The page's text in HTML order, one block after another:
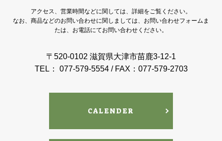
アクセス、営業時間などに関しては、詳細をご覧ください。
なお、商品などのお問い合わせに関しましては、お問い合わせフォームま
たは、お電話にてお問い合わせください。
〒520-0102 滋賀県大津市苗鹿3-12-1
TEL： 077-579-5554 / FAX：077-579-2703
CALENDER